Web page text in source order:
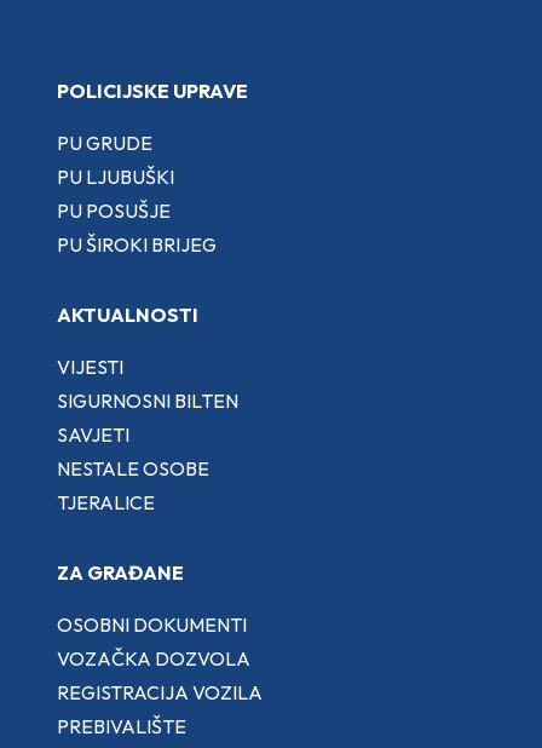
POLICIJSKE UPRAVE
PU GRUDE
PU LJUBUŠKI
PU POSUŠJE
PU ŠIROKI BRIJEG
AKTUALNOSTI
VIJESTI
SIGURNOSNI BILTEN
SAVJETI
NESTALE OSOBE
TJERALICE
ZA GRAĐANE
OSOBNI DOKUMENTI
VOZAČKA DOZVOLA
REGISTRACIJA VOZILA
PREBIVALIŠTE